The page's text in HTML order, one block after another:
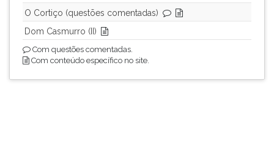
O Cortiço (questões comentadas)
Dom Casmurro (II)
Com questões comentadas.
Com conteúdo específico no site.